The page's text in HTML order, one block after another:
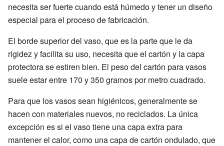
necesita ser fuerte cuando está húmedo y tener un diseño
especial para el proceso de fabricación.
El borde superior del vaso, que es la parte que le da
rigidez y facilita su uso, necesita que el cartón y la capa
protectora se estiren bien. El peso del cartón para vasos
suele estar entre 170 y 350 gramos por metro cuadrado.
Para que los vasos sean higiénicos, generalmente se
hacen con materiales nuevos, no reciclados. La única
excepción es si el vaso tiene una capa extra para
mantener el calor, como una capa de cartón ondulado, que